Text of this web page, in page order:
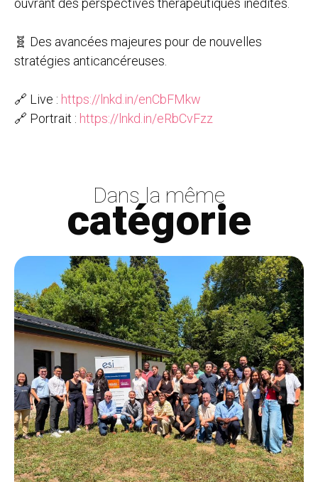
ouvrant des perspectives thérapeutiques inédites.
🧬 Des avancées majeures pour de nouvelles
stratégies anticancéreuses.
🔗 Live : https://lnkd.in/enCbFMkw
🔗 Portrait : https://lnkd.in/eRbCvFzz
Dans la même
catégorie